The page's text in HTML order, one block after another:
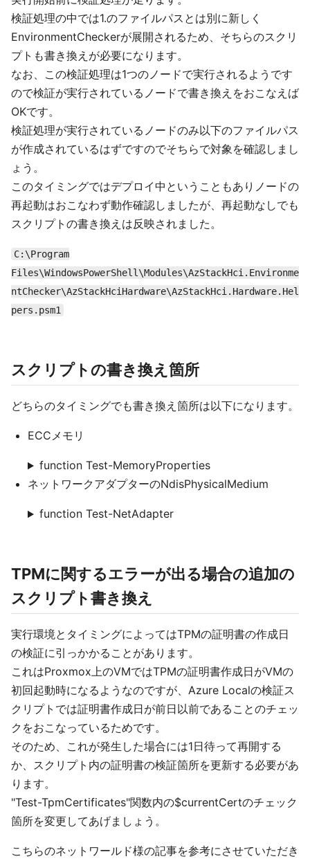
検証処理の中では1.のファイルパスとは別に新しく
EnvironmentCheckerが展開されるため、そちらのスクリ
プトも書き換えが必要になります。
なお、この検証処理は1つのノードで実行されるようです
ので検証が実行されているノードで書き換えをおこなえば
OKです。
検証処理が実行されているノードのみ以下のファイルパス
が作成されているはずですのでそちらで対象を確認しまし
ょう。
このタイミングではデプロイ中ということもありノードの
再起動はおこなわず動作確認しましたが、再起動なしでも
スクリプトの書き換えは反映されました。
C:\Program
Files\WindowsPowerShell\Modules\AzStackHci.Environme
ntChecker\AzStackHciHardware\AzStackHci.Hardware.Hel
pers.psm1
スクリプトの書き換え箇所
どちらのタイミングでも書き換え箇所は以下になります。
ECCメモリ
function Test-MemoryProperties
ネットワークアダプターのNdisPhysicalMedium
function Test-NetAdapter
TPMに関するエラーが出る場合の追加の
スクリプト書き換え
実行環境とタイミングによってはTPMの証明書の作成日
の検証に引っかかることがあります。
これはProxmox上のVMではTPMの証明書作成日がVMの
初回起動時になるようなのですが、Azure Localの検証ス
クリプトでは証明書作成日が前日以前であることのチェッ
クをおこなっているためです。
そのため、これが発生した場合には1日待って再開する
か、スクリプト内の証明書の検証箇所を更新する必要があ
ります。
"Test-TpmCertificates"関数内の$currentCertのチェック
箇所を変更してあげましょう。
こちらのネットワールド様の記事を参考にさせていただき